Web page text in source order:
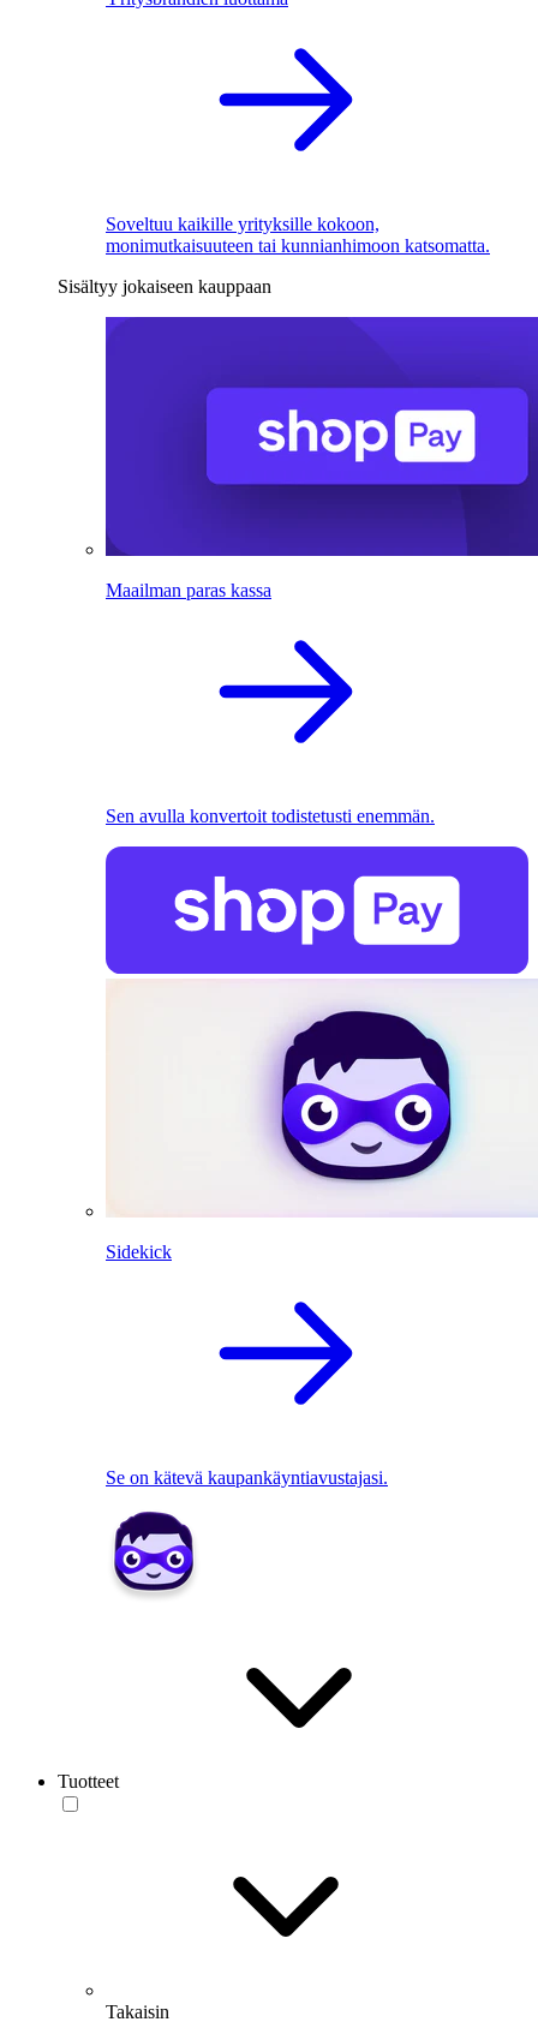
Soveltuu kaikille yrityksille kokoon,
monimutkaisuuteen tai kunnianhimoon katsomatta.
Sisältyy jokaiseen kauppaan
Maailman paras kassa
Sen avulla konvertoit todistetusti enemmän.
Sidekick
Se on kätevä kaupankäyntiavustajasi.
Tuotteet
Takaisin